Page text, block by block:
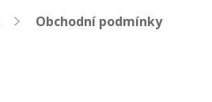
Obchodní podmínky